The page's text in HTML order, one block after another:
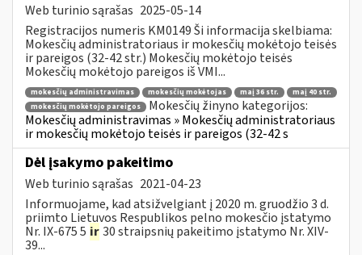
Web turinio sąrašas 2025-05-14
Registracijos numeris KM0149 Ši informacija skelbiama:
Mokesčių administratoriaus ir mokesčių mokėtojo teisės
ir pareigos (32-42 str.) Mokesčių mokėtojo teisės
Mokesčių mokėtojo pareigos iš VMI...
mokesčių administravimas mokesčių mokėtojas maį 36 str.
maį 40 str.
mokesčių mokėtojo pareigos
Mokesčių žinyno kategorijos:
Mokesčių administravimas » Mokesčių administratoriaus
ir mokesčių mokėtojo teisės ir pareigos (32-42 s
Dėl įsakymo pakeitimo
Web turinio sąrašas 2021-04-23
Informuojame, kad atsižvelgiant į 2020 m. gruodžio 3 d.
priimto Lietuvos Respublikos pelno mokesčio įstatymo
Nr. IX-675 5 ir30 straipsnių pakeitimo įstatymo Nr. XIV-
39...